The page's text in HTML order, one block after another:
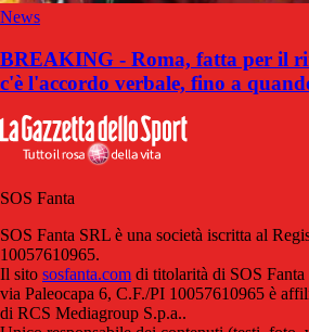
News
BREAKING - Roma, fatta per il
c'è l'accordo verbale, fino a
SOS Fanta
SOS Fanta SRL è una società iscritta al
10057610965.
Il sito sosfanta.com di titolarità di SOS
via Paleocapa 6, C.F./PI 10057610965 è
di RCS Mediagroup S.p.a..